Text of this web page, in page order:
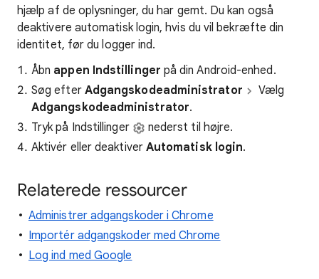
hjælp af de oplysninger, du har gemt. Du kan også
deaktivere automatisk login, hvis du vil bekræfte din
identitet, før du logger ind.
Åbn appen Indstillinger på din Android-enhed.
Søg efter Adgangskodeadministrator
Vælg
Adgangskodeadministrator.
Tryk på Indstillinger
nederst til højre.
Aktivér eller deaktiver Automatisk login.
Relaterede ressourcer
Administrer adgangskoder i Chrome
Importér adgangskoder med Chrome
Log ind med Google